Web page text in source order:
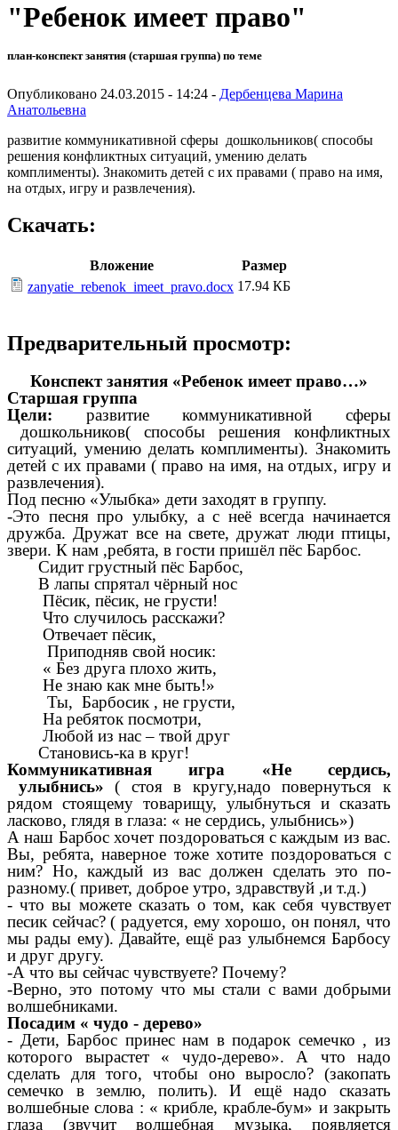
"Ребенок имеет право"
план-конспект занятия (старшая группа) по теме
Опубликовано 24.03.2015 - 14:24 - Дербенцева Марина
Анатольевна
развитие коммуникативной сферы дошкольников( способы
решения конфликтных ситуаций, умению делать
комплименты). Знакомить детей с их правами ( право на имя,
на отдых, игру и развлечения).
Скачать:
Вложение
Размер
zanyatie_rebenok_imeet_pravo.docx 17.94 КБ
Предварительный просмотр:
Конспект занятия «Ребенок имеет право…»
Старшая группа
Цели: развитие коммуникативной сферы
дошкольников( способы решения конфликтных
ситуаций, умению делать комплименты). Знакомить
детей с их правами ( право на имя, на отдых, игру и
развлечения).
Под песню «Улыбка» дети заходят в группу.
-Это песня про улыбку, а с неё всегда начинается
дружба. Дружат все на свете, дружат люди птицы,
звери. К нам ,ребята, в гости пришёл пёс Барбос.
Сидит грустный пёс Барбос,
В лапы спрятал чёрный нос
Пёсик, пёсик, не грусти!
Что случилось расскажи?
Отвечает пёсик,
Приподняв свой носик:
« Без друга плохо жить,
Не знаю как мне быть!»
Ты, Барбосик , не грусти,
На ребяток посмотри,
Любой из нас – твой друг
Становись-ка в круг!
Коммуникативная игра «Не сердись,
улыбнись» ( стоя в кругу,надо повернуться к
рядом стоящему товарищу, улыбнуться и сказать
ласково, глядя в глаза: « не сердись, улыбнись»)
А наш Барбос хочет поздороваться с каждым из вас.
Вы, ребята, наверное тоже хотите поздороваться с
ним? Но, каждый из вас должен сделать это по-
разному.( привет, доброе утро, здравствуй ,и т.д.)
- что вы можете сказать о том, как себя чувствует
песик сейчас? ( радуется, ему хорошо, он понял, что
мы рады ему). Давайте, ещё раз улыбнемся Барбосу
и друг другу.
-А что вы сейчас чувствуете? Почему?
-Верно, это потому что мы стали с вами добрыми
волшебниками.
Посадим « чудо - дерево»
- Дети, Барбос принес нам в подарок семечко , из
которого вырастет « чудо-дерево». А что надо
сделать для того, чтобы оно выросло? (закопать
семечко в землю, полить). И ещё надо сказать
волшебные слова : « крибле, крабле-бум» и закрыть
глаза (звучит волшебная музыка, появляется